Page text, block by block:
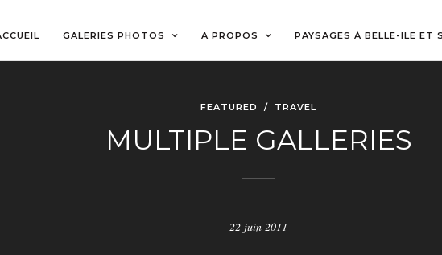
GALERIES PHOTOS A PROPOS PAYSAGES À BELLE-ILE ET
FEATURED / TRAVEL
MULTIPLE GALLERIES
22 juin 2011